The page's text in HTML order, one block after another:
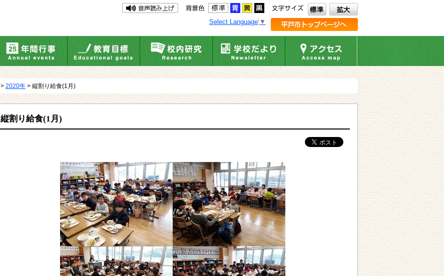
Select Language ▼
> 2020年 > 縦割り給食(1月)
縦割り給食(1月)